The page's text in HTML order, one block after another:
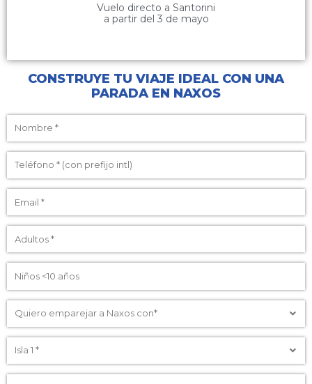
Vuelo directo a Santorini
a partir del 3 de mayo
CONSTRUYE TU VIAJE IDEAL CON UNA
PARADA EN NAXOS